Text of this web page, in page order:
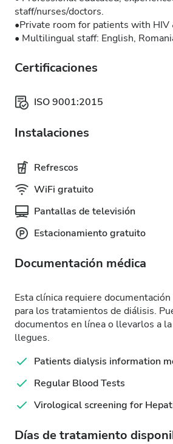
staff/nurses/doctors.
•Private room for patients with HIV
• Multilingual staff: English,
Certificaciones
ISO 9001:2015
Instalaciones
Refrescos
WiFi gratuito
Pantallas de televisión
Estacionamiento gratuito
Documentación médica
Esta clínica requiere
para los tratamientos de diálisis.
documentos en línea o llevarlos a
llegues.
Patients dialysis information
Regular Blood Tests
Virological screening for
Días de tratamiento